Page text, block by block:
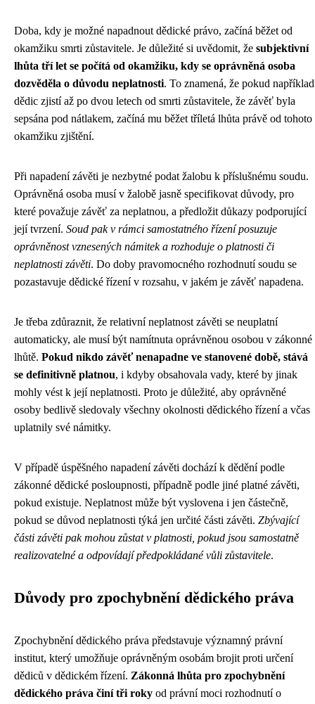
Doba, kdy je možné napadnout dědické právo, začíná běžet od
okamžiku smrti zůstavitele. Je důležité si uvědomit, že subjektivní
lhůta tří let se počítá od okamžiku, kdy se oprávněná osoba
dozvěděla o důvodu neplatnosti. To znamená, že pokud například
dědic zjistí až po dvou letech od smrti zůstavitele, že závěť byla
sepsána pod nátlakem, začíná mu běžet tříletá lhůta právě od tohoto
okamžiku zjištění.
Při napadení závěti je nezbytné podat žalobu k příslušnému soudu.
Oprávněná osoba musí v žalobě jasně specifikovat důvody, pro
které považuje závěť za neplatnou, a předložit důkazy podporující
její tvrzení. Soud pak v rámci samostatného řízení posuzuje
oprávněnost vznesených námitek a rozhoduje o platnosti či
neplatnosti závěti. Do doby pravomocného rozhodnutí soudu se
pozastavuje dědické řízení v rozsahu, v jakém je závěť napadena.
Je třeba zdůraznit, že relativní neplatnost závěti se neuplatní
automaticky, ale musí být namítnuta oprávněnou osobou v zákonné
lhůtě. Pokud nikdo závěť nenapadne ve stanovené době, stává
se definitivně platnou, i kdyby obsahovala vady, které by jinak
mohly vést k její neplatnosti. Proto je důležité, aby oprávněné
osoby bedlivě sledovaly všechny okolnosti dědického řízení a včas
uplatnily své námitky.
V případě úspěšného napadení závěti dochází k dědění podle
zákonné dědické posloupnosti, případně podle jiné platné závěti,
pokud existuje. Neplatnost může být vyslovena i jen částečně,
pokud se důvod neplatnosti týká jen určité části závěti. Zbývající
části závěti pak mohou zůstat v platnosti, pokud jsou samostatně
realizovatelné a odpovídají předpokládané vůli zůstavitele.
Důvody pro zpochybnění dědického práva
Zpochybnění dědického práva představuje významný právní
institut, který umožňuje oprávněným osobám brojit proti určení
dědiců v dědickém řízení. Zákonná lhůta pro zpochybnění
dědického práva činí tři roky od právní moci rozhodnutí o